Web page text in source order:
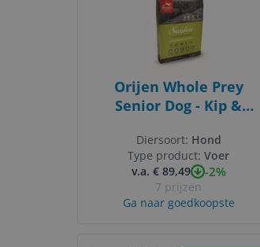
Orijen Whole Prey
Senior Dog - Kip &
11.4 kg
Diersoort: Hond
Type product: Voer
v.a. € 89,49
-2%
7 prijzen
Ga naar goedkoopste